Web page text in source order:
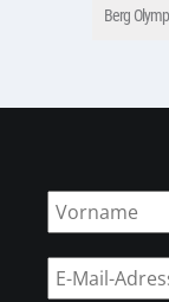
Berg Olymp